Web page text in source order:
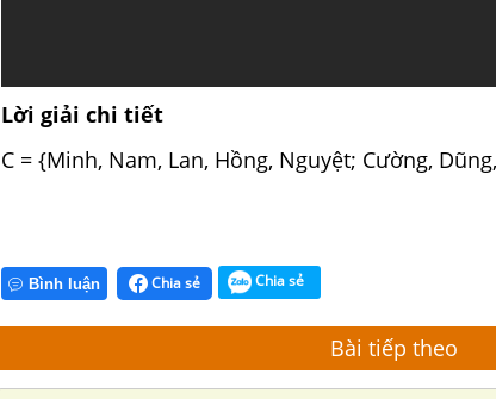
Lời giải chi tiết
C = {Minh, Nam, Lan, Hồng, Nguyệt; Cường,
Bình luận Chia sẻ Chia sẻ
Bài tiếp theo